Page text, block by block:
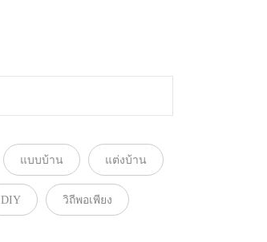
แบบบ้าน แต่งบ้าน
DIY วิถีพอเพียง